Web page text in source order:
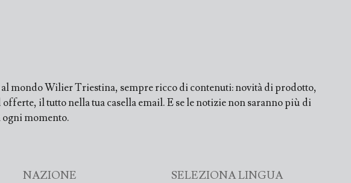
mondo Wilier Triestina, sempre ricco di contenuti: novità di prodotto,
il tutto nella tua casella email. E se le notizie non saranno più di
momento.